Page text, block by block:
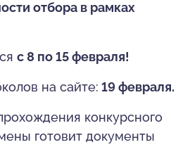
отбора в рамках
с 8 по 15 февраля!
на сайте: 19 февраля.
конкурсного
готовит документы